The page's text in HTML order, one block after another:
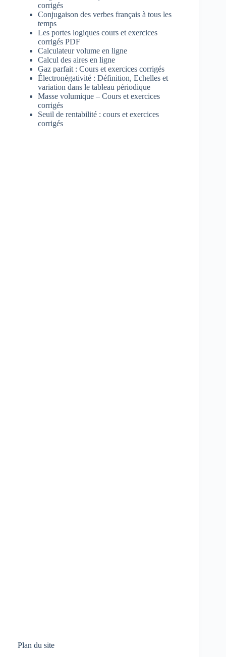
corrigés
Conjugaison des verbes français à tous les
temps
Les portes logiques cours et exercices
corrigés PDF
Calculateur volume en ligne
Calcul des aires en ligne
Gaz parfait : Cours et exercices corrigés
Électronégativité : Définition, Echelles et
variation dans le tableau périodique
Masse volumique – Cours et exercices
corrigés
Seuil de rentabilité : cours et exercices
corrigés
Plan du site